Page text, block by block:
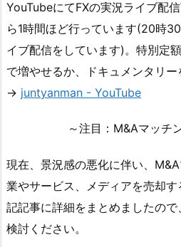
YouTubeにてFXの実況ライブ配
ら1時間ほど行っています(20時
イブ配信をしています)。特別定
で増やせるか、ドキュメンタリー
→ juntyanman - YouTube
～注目：M&Aマッチ
現在、景況感の悪化に伴い、
業やサービス、メディアを売却
記記事に詳細をまとめましたの
検討ください。